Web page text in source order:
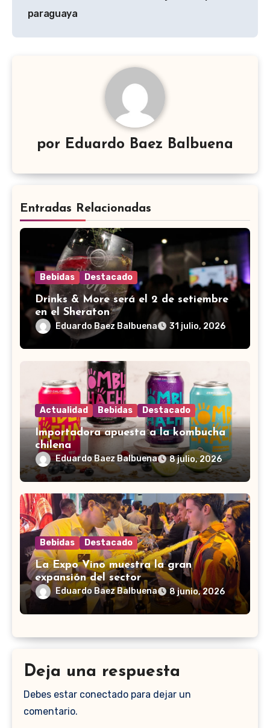
entradas
paraguaya
por Eduardo Baez Balbuena
Entradas Relacionadas
Bebidas Destacado
Drinks & More será el 2 de setiembre
en el Sheraton
Eduardo Baez Balbuena 31 julio, 2026
Actualidad Bebidas Destacado
Importadora apuesta a la kombucha
chilena
Eduardo Baez Balbuena 8 julio, 2026
Bebidas Destacado
La Expo Vino muestra la gran
expansión del sector
Eduardo Baez Balbuena 8 junio, 2026
Deja una respuesta
Debes estar conectado para dejar un
comentario.